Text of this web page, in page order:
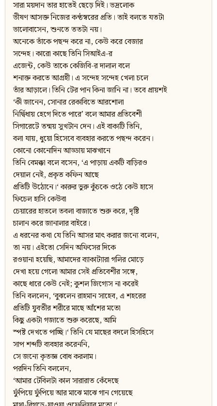
সারা ময়দান তার হাতেই ছেড়ে দিই। ভদ্রলোক
ভীষণ আসক্ত নিজের কণ্ঠস্বরের প্রতি। তাই বলতে যতটা
ভালোবাসেন, শুনতে ততটা নয়।
অনেকে তাঁকে পছন্দ করে না, কেউ করে বেজার
সন্দেহ। কারো কাছে তিনি সিআইএ-র
এজেন্ট, কেউ তাকে কেজিবি-র দালাল বলে
শনাক্ত করতে আগ্রহী। এ সন্দেহ সন্দেহ খেলা চলে
তাঁর আড়ালে। তিনি টের পান কিনা জানি না। তবে প্রায়শই
‘কী জানেন, সোনার রেকাবিতে আরশোলা
নির্দ্বিধায় হেগে দিতে পারে’ বলে আমার প্রতিবেশী
সিগারেটে তন্ময় সুখটান দেন। এই বাক্যটি তিনি,
বলা যায়, ধুয়ো হিসেবে ব্যবহার করতে পছন্দ করেন।
কোনো কোনোদিন আড্ডায় মাঝখানে
তিনি বেমক্কা বলে বসেন, ‘এ পাড়ায় একটি বাড়িরও
দেয়াল নেই, প্রকৃত কফিন আছে
প্রতিটি উঠোনে।‘ কারুর ভুরু কুঁচকে ওঠে কেউ হাসে
ফিচেল হাসি কেউবা
চেয়ারের হাতলে তবলা বাজাতে শুরু করে, দৃষ্টি
চালান করে জানালার বাইরে।
এ ধরনের কথা যে তিনি আসর মাৎ করার জন্যে বলেন,
তা নয়। এইতো সেদিন অফিসের দিকে
রওয়ানা হয়েছি, আমাদের ব্যাকাট্যারা গলির মোড়ে
দেখা হয়ে গেলো আমার সেই প্রতিবেশীর সঙ্গে,
কাছে ধারে কেউ নেই; কুশল জিগ্যেস না করেই
তিনি বললেন, ‘বুঝলেন রাহমান সাহেব, এ শহরের
প্রতিটি যুবতীর শরীরে মাছে আঁশের মতো
কিছু একটা গজাতে শুরু করেছে, আমি
স্পষ্ট দেখতে পাচ্ছি।‘ তিনি যে মাছের বদলে হিসহিসে
সাপ শব্দটি ব্যবহার করেননি,
সে জন্যে কৃতজ্ঞ বোধ করলাম।
পরদিন তিনি বললেন,
‘আমার টেবিলটা কাল সারারাত কেঁদেছে
ফুঁপিয়ে ফুঁপিয়ে আর মাঝে মাঝে গান গেয়েছে